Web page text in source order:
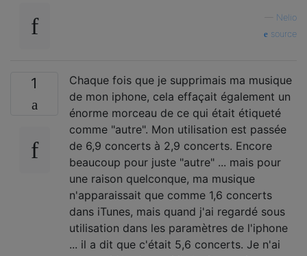
Nelio
source
1
Chaque fois que je supprimais ma musique
de mon iphone, cela effaçait également un
énorme morceau de ce qui était étiqueté
comme "autre". Mon utilisation est passée
de 6,9 ​​concerts à 2,9 concerts. Encore
beaucoup pour juste "autre" ... mais pour
une raison quelconque, ma musique
n'apparaissait que comme 1,6 concerts
dans iTunes, mais quand j'ai regardé sous
utilisation dans les paramètres de l'iphone
... il a dit que c'était 5,6 concerts. Je n'ai